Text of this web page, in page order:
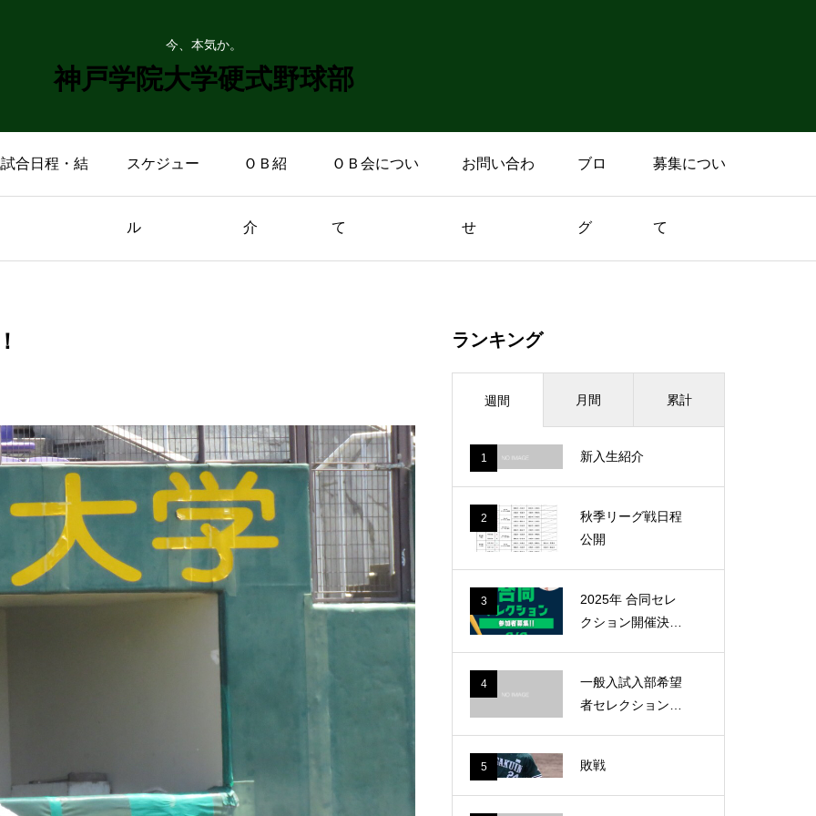
今、本気か。
神戸学院大学硬式野球部
合日程・結 スケジュー
ル
ＯＢ紹
介
ＯＢ会につい
て
お問い合わ
せ
ブロ
グ
募集につい
て
ランキング
週間 月間 累計
1 新入生紹介
2
秋季リーグ戦日程
公開
3
2025年 合同セレ
クション開催決
4
一般入試入部希望
者セレクションの
5 敗戦